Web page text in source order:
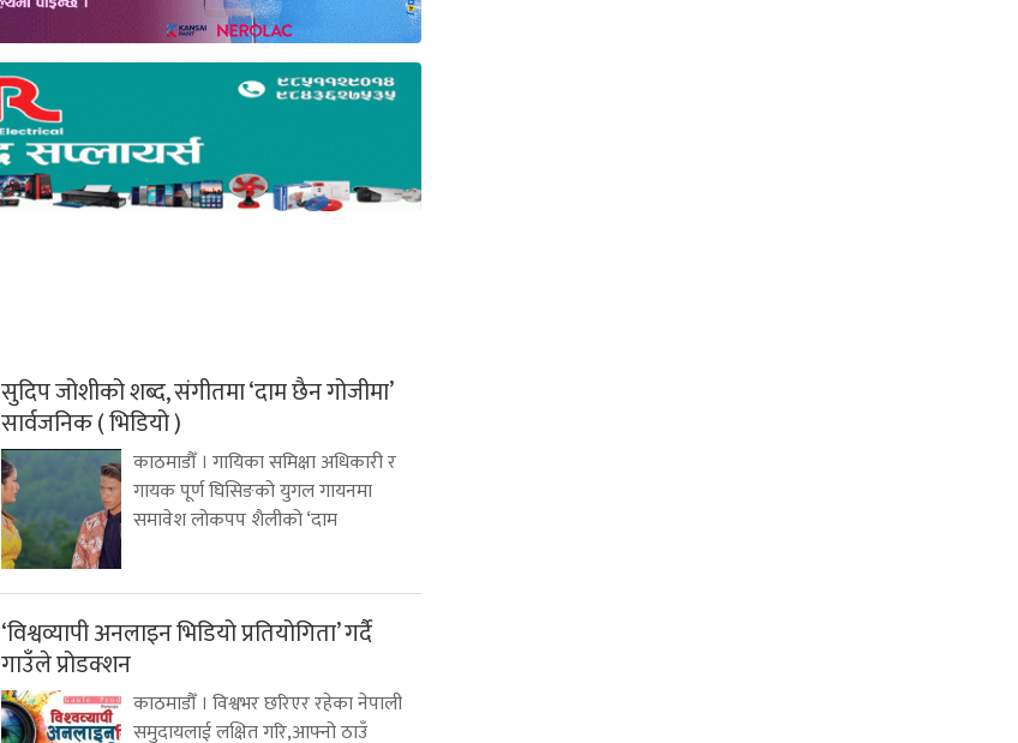
सुदिप जोशीको शब्द, संगीतमा ‘दाम छैन गोजीमा’
सार्वजनिक ( भिडियो )
काठमाडौँ । गायिका समिक्षा अधिकारी र
गायक पूर्ण घिसिङको युगल गायनमा
समावेश लोकपप शैलीको ‘दाम
‘विश्वव्यापी अनलाइन भिडियो प्रतियोगिता’ गर्दै
गाउँले प्रोडक्शन
काठमाडौँ । विश्वभर छरिएर रहेका नेपाली
समुदायलाई लक्षित गरि,आफ्नो ठाउँ